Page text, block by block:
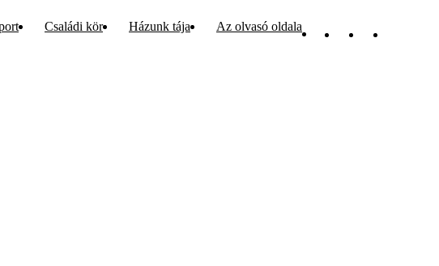
Családi kör Házunk tája Az olvasó oldala